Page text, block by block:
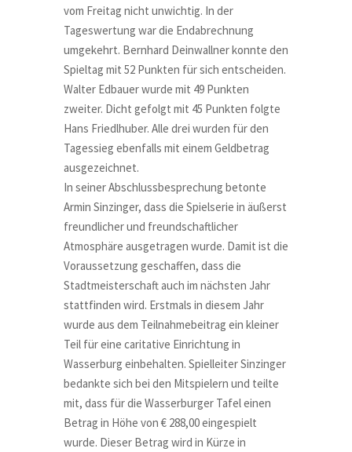
vom Freitag nicht unwichtig. In der
Tageswertung war die Endabrechnung
umgekehrt. Bernhard Deinwallner konnte den
Spieltag mit 52 Punkten für sich entscheiden.
Walter Edbauer wurde mit 49 Punkten
zweiter. Dicht gefolgt mit 45 Punkten folgte
Hans Friedlhuber. Alle drei wurden für den
Tagessieg ebenfalls mit einem Geldbetrag
ausgezeichnet.
In seiner Abschlussbesprechung betonte
Armin Sinzinger, dass die Spielserie in äußerst
freundlicher und freundschaftlicher
Atmosphäre ausgetragen wurde. Damit ist die
Voraussetzung geschaffen, dass die
Stadtmeisterschaft auch im nächsten Jahr
stattfinden wird. Erstmals in diesem Jahr
wurde aus dem Teilnahmebeitrag ein kleiner
Teil für eine caritative Einrichtung in
Wasserburg einbehalten. Spielleiter Sinzinger
bedankte sich bei den Mitspielern und teilte
mit, dass für die Wasserburger Tafel einen
Betrag in Höhe von € 288,00 eingespielt
wurde. Dieser Betrag wird in Kürze in